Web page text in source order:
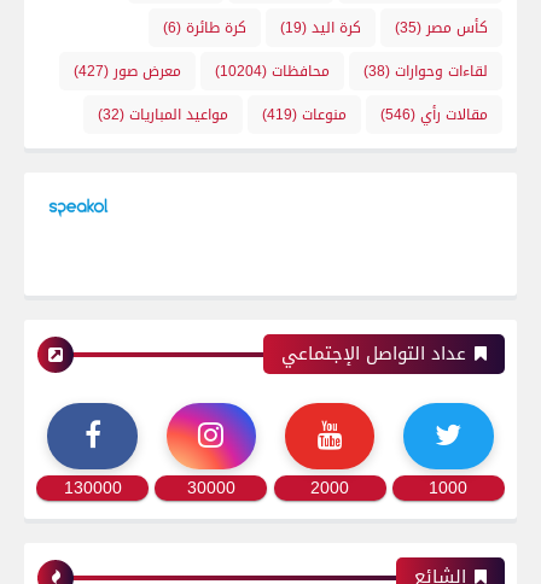
كأس مصر (35) كرة اليد(19) كرة طائرة(6)
لقاءات وحوارات(38) محافظات(10204) معرض صور (427)
مقالات رأي(546) منوعات(419) مواعيد المباريات(32)
عداد التواصل الإجتماعي
1000
2000
30000
130000
الشائع